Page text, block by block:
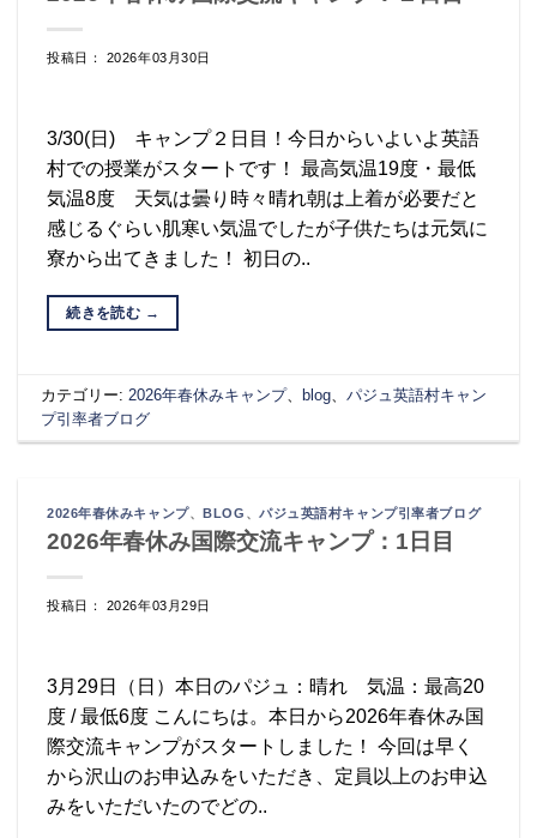
投稿日： 2026年03月30日
3/30(日) キャンプ２日目！今日からいよいよ英語
村での授業がスタートです！ 最高気温19度・最低
気温8度 天気は曇り時々晴れ朝は上着が必要だと
感じるぐらい肌寒い気温でしたが子供たちは元気に
寮から出てきました！ 初日の..
続きを読む →
カテゴリー: 2026年春休みキャンプ、blog 、パジュ英語村キャン
プ引率者ブログ
2026年春休みキャンプ、 BLOG 、パジュ英語村キャンプ引率者ブログ
2026年春休み国際交流キャンプ：1日目
投稿日： 2026年03月29日
3月29日（日）本日のパジュ：晴れ 気温：最高20
度 / 最低6度 こんにちは。本日から2026年春休み国
際交流キャンプがスタートしました！ 今回は早く
から沢山のお申込みをいただき、定員以上のお申込
みをいただいたのでどの..